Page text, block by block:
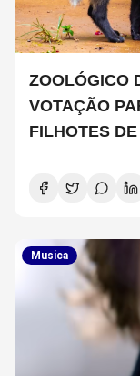
ZOOLÓGICO
VOTAÇÃO
FILHOTES
Musica